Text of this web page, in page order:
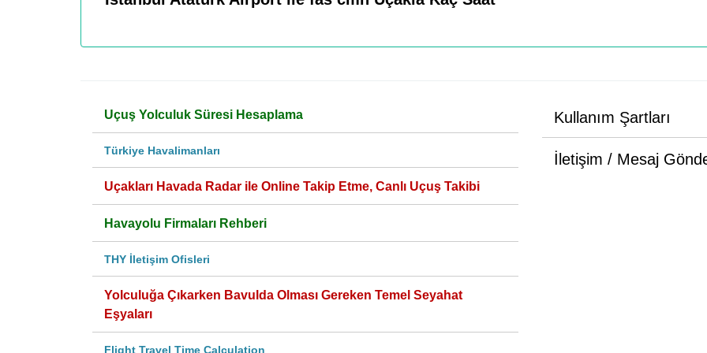
Uçuş Yolculuk Süresi Hesaplama
Türkiye Havalimanları
Uçakları Havada Radar ile Online Takip Etme, Canlı Uçuş Takibi
Havayolu Firmaları Rehberi
THY İletişim Ofisleri
Yolculuğa Çıkarken Bavulda Olması Gereken Temel Seyahat
Eşyaları
Flight Travel Time Calculation
Kullanım Şartları
İletişim / Mesaj